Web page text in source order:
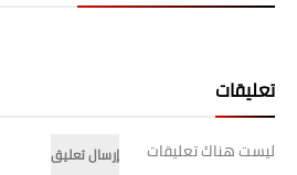
تعليقات
ليست هناك تعليقات
إرسال تعليق